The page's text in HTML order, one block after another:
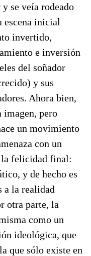
se veía rodeado
escena inicial
invertido,
e inversión
del soñador
y sus
Ahora bien,
pero
un movimiento
con un
felicidad final:
y de hecho es
a la realidad
otra parte, la
como un
ideológica, que
que sólo existe en